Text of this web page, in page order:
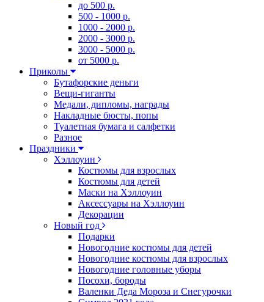
до 500 р.
500 - 1000 р.
1000 - 2000 р.
2000 - 3000 р.
3000 - 5000 р.
от 5000 р.
Приколы
Бутафорские деньги
Вещи-гиганты
Медали, дипломы, награды
Накладные бюсты, попы
Туалетная бумага и салфетки
Разное
Праздники
Хэллоуин
Костюмы для взрослых
Костюмы для детей
Маски на Хэллоуин
Аксессуары на Хэллоуин
Декорации
Новый год
Подарки
Новогодние костюмы для детей
Новогодние костюмы для взрослых
Новогодние головные уборы
Посохи, бороды
Валенки Деда Мороза и Снегурочки